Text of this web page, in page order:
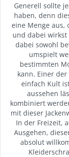
Generell sollte
haben, denn
eine Menge aus,
und dabei wirkst
dabei sowohl
umspielt
bestimmten
kann. Einer
einfach Kult
aussehen
kombiniert
mit dieser
In der Freizeit,
Ausgehen,
absolut